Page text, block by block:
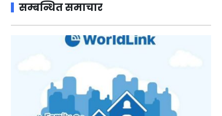
सम्बन्धित समाचार